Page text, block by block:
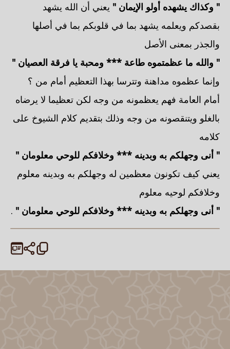
" وكذاك يشهده أولو الإيمان " يعني أن الله يشهد
بقصدكم ويعلمه يشهد بما في قلوبكم بما في أصلها
والجذر بمعنى الأصل
" والله ما عظمتموه طاعة *** ومحبة يا فرقة العصيان "
وإنما عظموه مداهنة وتترسا بهذا التعظيم أمام من ؟
أمام العامة فهم يعظمونه من وجه لكن تعظيما لا يرضاه
بالغلو ويتنقصونه من وجه وذلك بتقديم كلام الشيوخ على
كلامه
" أنى وجهلكم به وبدينه *** وخلافكم للوحي معلومان "
يعني كيف تكونون معظمين له وجهلكم به وبدينه معلوم
وخلافكم لوحيه معلوم
" أنى وجهلكم به وبدينه *** وخلافكم للوحي معلومان " .